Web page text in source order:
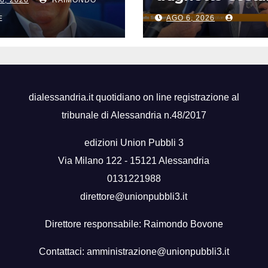
accadde
di Sicilia,
“Mantenuto
impegni presi”
AGO 6, 2026
dialessandria.it quotidiano on line registrazione al
tribunale di Alessandria n.48/2017
edizioni Union Pubbli 3
Via Milano 122 - 15121 Alessandria
0131221988
direttore@unionpubbli3.it
Direttore responsabile: Raimondo Bovone
Contattaci: amministrazione@unionpubbli3.it